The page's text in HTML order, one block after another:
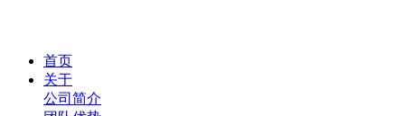
首页
关于
公司简介